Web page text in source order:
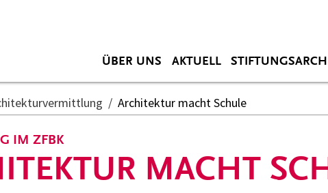
ÜBER UNS AKTUELL
Architektur macht Schule
MACHT
IM ZFBK